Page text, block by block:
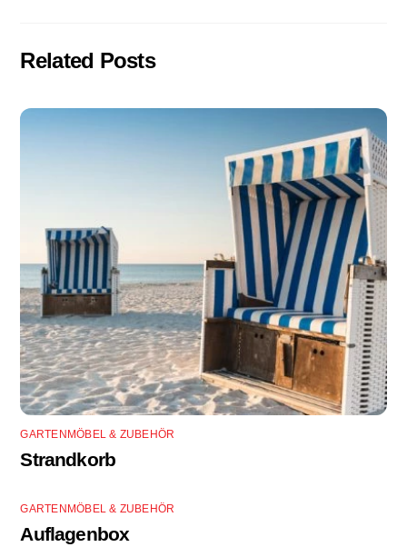
Related Posts
GARTENMÖBEL & ZUBEHÖR
Strandkorb
GARTENMÖBEL & ZUBEHÖR
Auflagenbox